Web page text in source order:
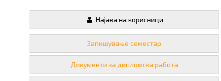
Најава на корисници
Запишување семестар
Документи за дипломска работа